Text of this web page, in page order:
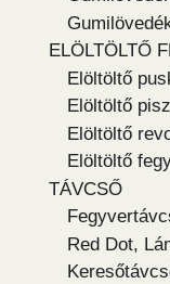
ELÖLTÖLTŐ
Elöltöltő
Elöltöltő
Elöltöltő
Elöltöltő
TÁVCSŐ
Red Dot,